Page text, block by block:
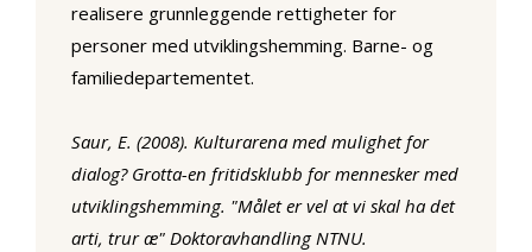
realisere grunnleggende rettigheter for
personer med utviklingshemming. Barne- og
familiedepartementet.
Saur, E. (2008). Kulturarena med mulighet for
dialog? Grotta-en fritidsklubb for mennesker med
utviklingshemming. "Målet er vel at vi skal ha det
arti, trur æ" Doktoravhandling NTNU.